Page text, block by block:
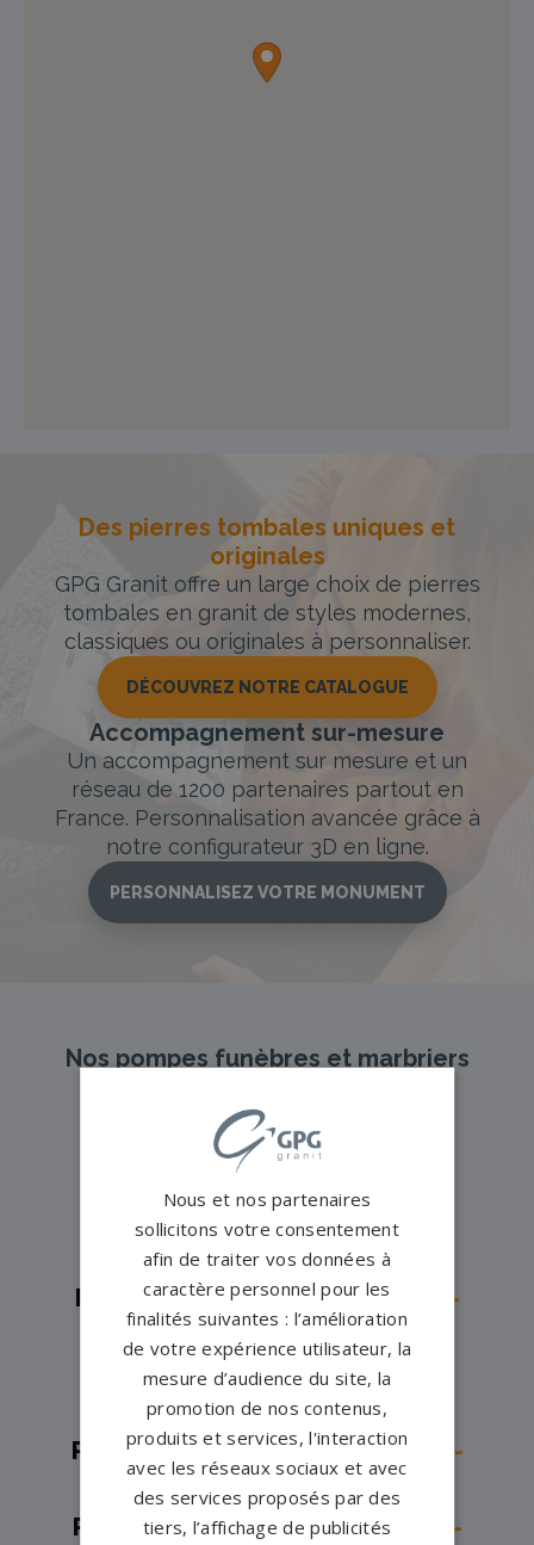
Des pierres tombales uniques et
originales
GPG Granit offre un large choix de pierres
tombales en granit de styles modernes,
classiques ou originales à personnaliser.
DÉCOUVREZ NOTRE CATALOGUE
Accompagnement sur-mesure
Un accompagnement sur mesure et un
réseau de 1200 partenaires partout en
France. Personnalisation avancée grâce à
notre configurateur 3D en ligne.
PERSONNALISEZ VOTRE MONUMENT
Nos pompes funèbres et marbriers
Pompes funèbres -Bray-sur-
Seine→
Pompes funèbres -Brie-Comte-
Robert→
Pompes funèbres - Brou-sur-
Chantereine→
Pompes funèbres - Champagne-
sur-Seine→
Pompes funèbres - Champs-sur-
Nous et nos partenaires
sollicitons votre consentement
afin de traiter vos données à
caractère personnel pour les
finalités suivantes : l’amélioration
de votre expérience utilisateur, la
mesure d’audience du site, la
promotion de nos contenus,
produits et services, l'interaction
avec les réseaux sociaux et avec
des services proposés par des
tiers, l’affichage de publicités